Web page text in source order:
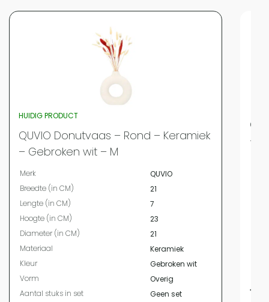
HUIDIG PRODUCT
QUVIO Donutvaas – Rond – Keramiek
– Gebroken wit – M
Merk
QUVIO
Breedte (in CM)
21
Lengte (in CM)
7
Hoogte (in CM)
23
Diameter (in CM)
21
Materiaal
Keramiek
Kleur
Gebroken wit
Vorm
Overig
Aantal stuks in set
Geen set
–